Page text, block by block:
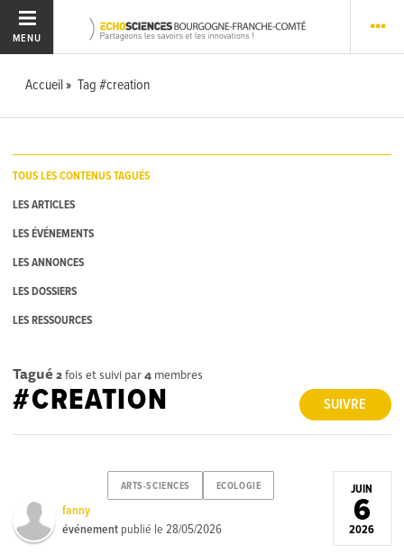
MENU
Accueil Tag #creation
TOUS LES CONTENUS TAGUÉS
LES ARTICLES
LES ÉVÉNEMENTS
LES ANNONCES
LES DOSSIERS
LES RESSOURCES
Tagué 2fois et suivi par4 membres
SUIVRE
#CREATION
ARTS-SCIENCES ECOLOGIE
fanny
événement publié le28/05/2026
JUIN
6
2026